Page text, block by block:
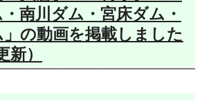
南川ダム・宮床ダム・
の動画を掲載しました
新）